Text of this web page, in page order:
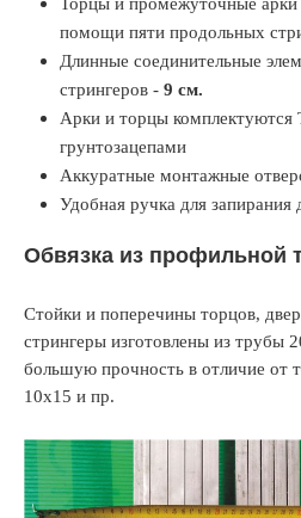
помощи пяти продольных
Длинные соединительные
стрингеров - 9 см.
Арки и торцы комплектуются
грунтозацепами
Аккуратные монтажные
Удобная ручка для запирания
Обвязка из профильной
Стойки и поперечины торцов,
стрингеры изготовлены из трубы
большую прочность в отличие от
10х15 и пр.